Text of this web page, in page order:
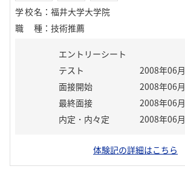
学校名 ： 福井大学大学院
職種 ： 技術推薦
エントリーシート
テスト
2008年06月
面接開始
2008年06月
最終面接
2008年06月
内定・内々定
2008年06月
体験記の詳細はこちら